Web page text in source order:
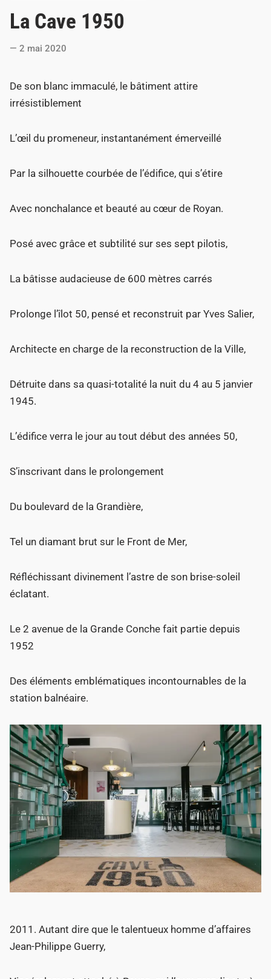
s
i
n
La Cave 1950
2 mai 2020
De son blanc immaculé, le bâtiment attire
irrésistiblement
L’œil du promeneur, instantanément émerveillé
Par la silhouette courbée de l’édifice, qui s’étire
Avec nonchalance et beauté au cœur de Royan.
Posé avec grâce et subtilité sur ses sept pilotis,
La bâtisse audacieuse de 600 mètres carrés
Prolonge l’îlot 50, pensé et reconstruit par Yves Salier,
Architecte en charge de la reconstruction de la Ville,
Détruite dans sa quasi-totalité la nuit du 4 au 5 janvier
1945.
L’édifice verra le jour au tout début des années 50,
S’inscrivant dans le prolongement
Du boulevard de la Grandière,
Tel un diamant brut sur le Front de Mer,
Réfléchissant divinement l’astre de son brise-soleil
éclatant.
Le 2 avenue de la Grande Conche fait partie depuis
1952
Des éléments emblématiques incontournables de la
station balnéaire.
2011. Autant dire que le talentueux homme d’affaires
Jean-Philippe Guerry,